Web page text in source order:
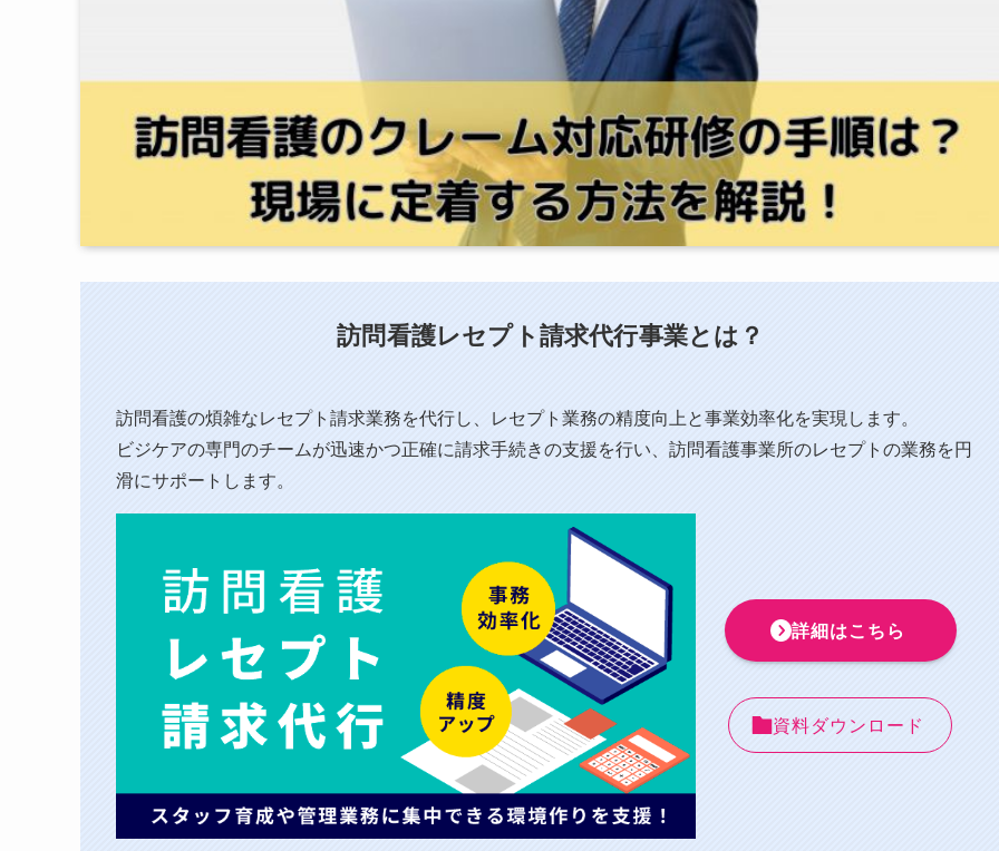
訪問看護レセプト請求代行事業とは？
訪問看護の煩雑なレセプト請求業務を代行し、⁨⁩レセプト業務の精度向上と事業効率化を実現します。
ビジケアの専門のチームが迅速かつ正確に請求手続きの支援を行い、訪問看護事業所のレセプトの業務を円
滑にサポートします。
詳細はこちら
資料ダウンロード